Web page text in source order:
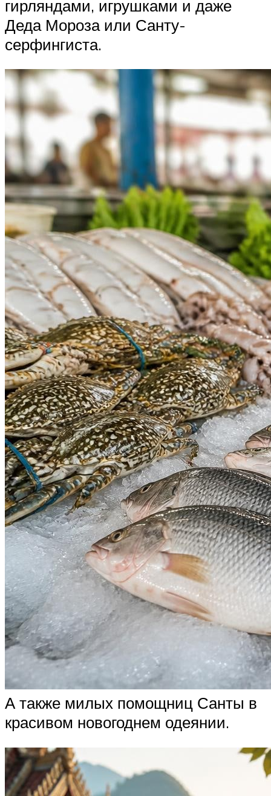
гирляндами, игрушками и даже
Деда Мороза или Санту-
серфингиста.
А также милых помощниц Санты в
красивом новогоднем одеянии.